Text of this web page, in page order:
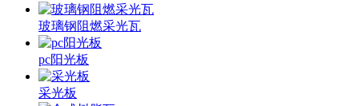
玻璃钢阻燃采光瓦
pc阳光板
采光板